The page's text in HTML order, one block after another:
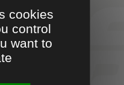
&
cookies
control
want to